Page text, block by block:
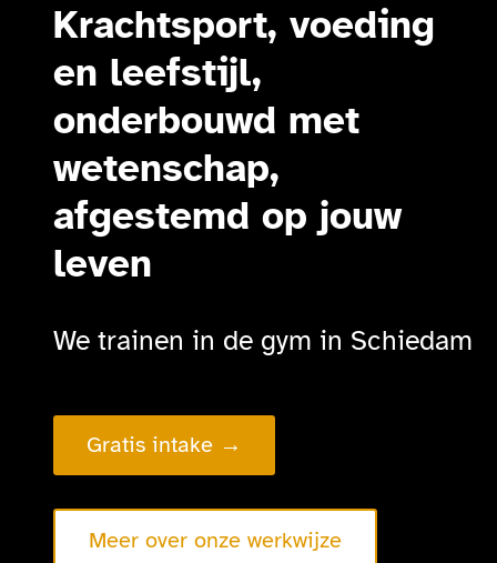
Krachtsport, voeding
en leefstijl,
onderbouwd met
wetenschap,
afgestemd op jouw
leven
We trainen in de gym in Schiedam
Gratis intake →
Meer over onze werkwijze